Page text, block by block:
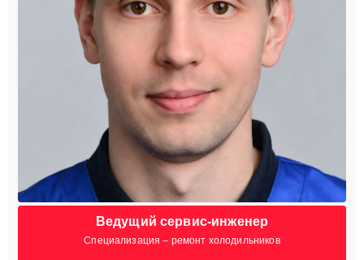
Ведущий сервис-инженер
Специализация – ремонт холодильников